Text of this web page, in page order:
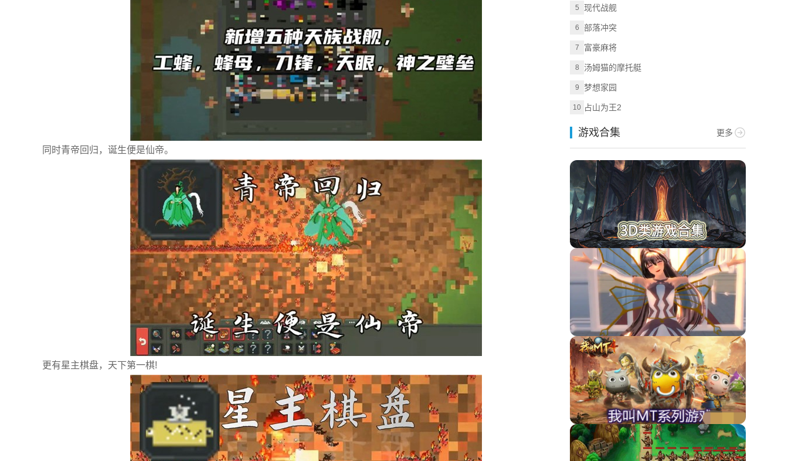
同时青帝回归，诞生便是仙帝。
更有星主棋盘，天下第一棋!
5 现代战舰
6 部落冲突
7 富豪麻将
8 汤姆猫的摩托艇
9 梦想家园
10 占山为王2
游戏合集 更多